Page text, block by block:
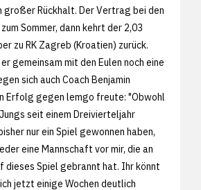
großer Rückhalt. Der Vertrag bei den
Sommer, dann kehrt der 2,03
zu RK Zagreb (Kroatien) zurück.
gemeinsam mit den Eulen noch eine
sich auch Coach Benjamin
Erfolg gegen lemgo freute: "Obwohl
seit einem Dreivierteljahr
nur ein Spiel gewonnen haben,
eine Mannschaft vor mir, die an
dieses Spiel gebrannt hat. Ihr könnt
jetzt einige Wochen deutlich